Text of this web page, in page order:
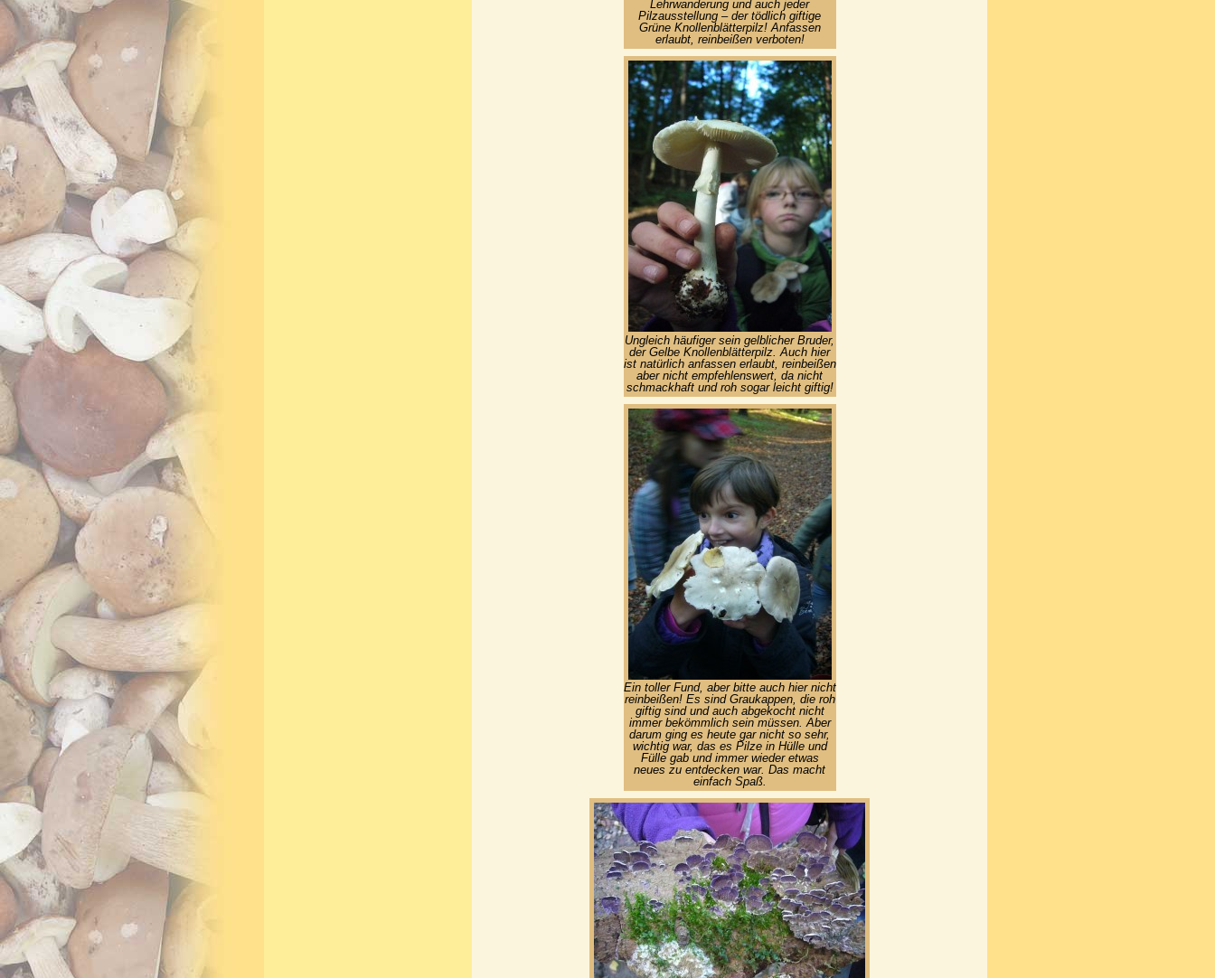
Lehrwanderung und auch jeder
Pilzausstellung – der tödlich giftige
Grüne Knollenblätterpilz! Anfassen
erlaubt, reinbeißen verboten!
Ungleich häufiger sein gelblicher Bruder,
der Gelbe Knollenblätterpilz. Auch hier
ist natürlich anfassen erlaubt, reinbeißen
aber nicht empfehlenswert, da nicht
schmackhaft und roh sogar leicht giftig!
Ein toller Fund, aber bitte auch hier nicht
reinbeißen! Es sind Graukappen, die roh
giftig sind und auch abgekocht nicht
immer bekömmlich sein müssen. Aber
darum ging es heute gar nicht so sehr,
wichtig war, das es Pilze in Hülle und
Fülle gab und immer wieder etwas
neues zu entdecken war. Das macht
einfach Spaß.